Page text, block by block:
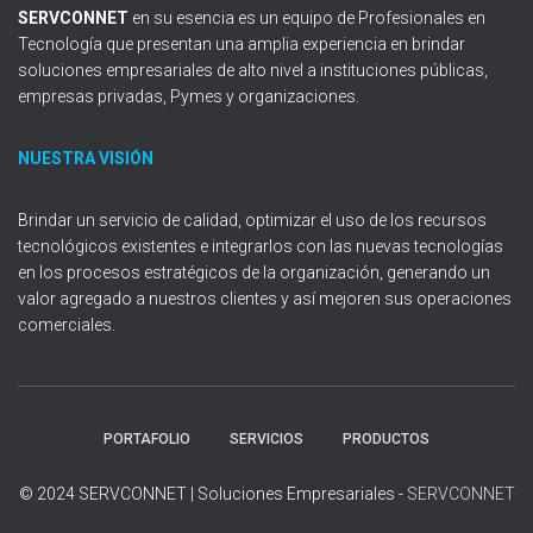
SERVCONNET en su esencia es un equipo de Profesionales en
Tecnología que presentan una amplia experiencia en brindar
soluciones empresariales de alto nivel a instituciones públicas,
empresas privadas, Pymes y organizaciones.
NUESTRA VISIÓN
Brindar un servicio de calidad, optimizar el uso de los recursos
tecnológicos existentes e integrarlos con las nuevas tecnologías
en los procesos estratégicos de la organización, generando un
valor agregado a nuestros clientes y así mejoren sus operaciones
comerciales.
PORTAFOLIO SERVICIOS PRODUCTOS
© 2024 SERVCONNET | Soluciones Empresariales - SERVCONNET